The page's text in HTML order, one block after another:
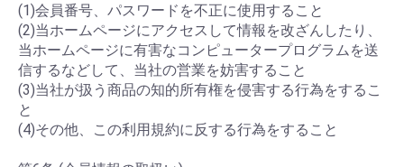
(1)会員番号、パスワードを不正に使用すること
(2)当ホームページにアクセスして情報を改ざんしたり、
当ホームページに有害なコンピュータープログラムを送
信するなどして、当社の営業を妨害すること
(3)当社が扱う商品の知的所有権を侵害する行為をするこ
と
(4)その他、この利用規約に反する行為をすること